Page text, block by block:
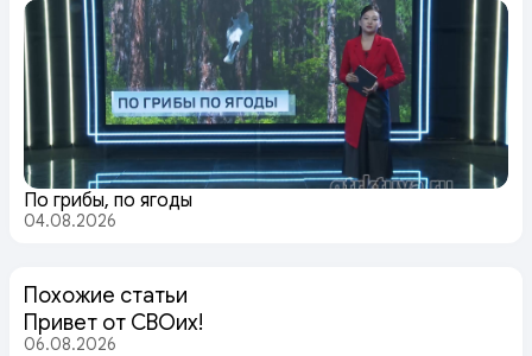
По грибы, по ягоды
04.08.2026
Похожие статьи
Привет от СВОих!
06.08.2026